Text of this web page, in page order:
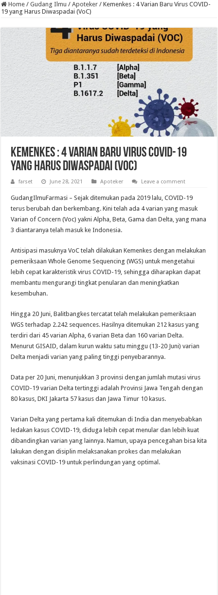
Home / Gudang Ilmu / Apoteker / Kemenkes : 4 Varian Baru Virus COVID-
19 yang Harus Diwaspadai (VoC)
Kemenkes : 4 Varian Baru Virus COVID-19
yang Harus Diwaspadai (VoC)
farset June 28, 2021 Apoteker Leave a comment
GudangIlmuFarmasi – Sejak ditemukan pada 2019 lalu, COVID-19
terus berubah dan berkembang. Kini telah ada 4 varian yang masuk
Varian of Concern (Voc) yakni Alpha, Beta, Gama dan Delta, yang mana
3 diantaranya telah masuk ke Indonesia.
Antisipasi masuknya VoC telah dilakukan Kemenkes dengan melakukan
pemeriksaan Whole Genome Sequencing (WGS) untuk mengetahui
lebih cepat karakteristik virus COVID-19, sehingga diharapkan dapat
membantu mengurangi tingkat penularan dan meningkatkan
kesembuhan.
Hingga 20 Juni, Balitbangkes tercatat telah melakukan pemeriksaan
WGS terhadap 2.242 sequences. Hasilnya ditemukan 212 kasus yang
terdiri dari 45 varian Alpha, 6 varian Beta dan 160 varian Delta.
Menurut GISAID, dalam kurun waktu satu minggu (13-20 Juni) varian
Delta menjadi varian yang paling tinggi penyebarannya.
Data per 20 Juni, menunjukkan 3 provinsi dengan jumlah mutasi virus
COVID-19 varian Delta tertinggi adalah Provinsi Jawa Tengah dengan
80 kasus, DKI Jakarta 57 kasus dan Jawa Timur 10 kasus.
Varian Delta yang pertama kali ditemukan di India dan menyebabkan
ledakan kasus COVID-19, diduga lebih cepat menular dan lebih kuat
dibandingkan varian yang lainnya. Namun, upaya pencegahan bisa kita
lakukan dengan disiplin melaksanakan prokes dan melakukan
vaksinasi COVID-19 untuk perlindungan yang optimal.